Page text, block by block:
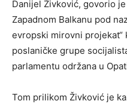
Danijel Živković, govorio
Zapadnom Balkanu pod
evropski mirovni projekat“
poslaničke grupe
parlamentu održana u
Tom prilikom Živković je